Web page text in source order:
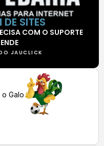
SITES
COM O SUPORTE
JAUCLICK
Galo